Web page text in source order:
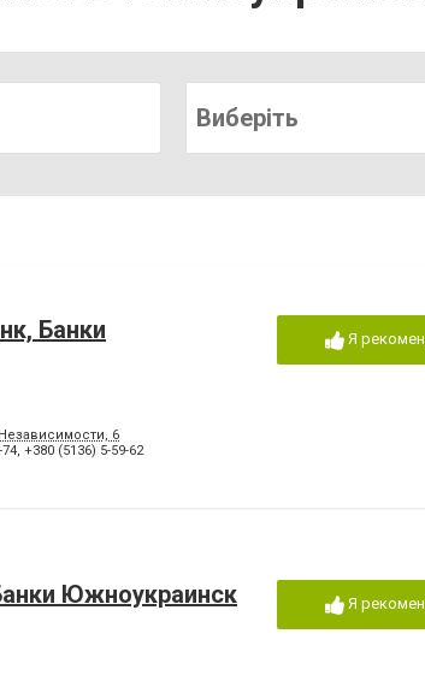
Виберіть
Банки
6
74, +380 (5136) 5-59-62
Я
Южноукраинск Я